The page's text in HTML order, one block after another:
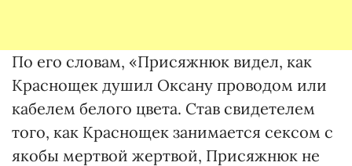
По его словам, «Присяжнюк видел, как
Краснощек душил Оксану проводом или
кабелем белого цвета. Став свидетелем
того, как Краснощек занимается сексом с
якобы мертвой жертвой, Присяжнюк не